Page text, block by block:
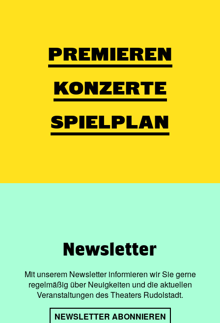
PREMIEREN
KONZERTE
SPIELPLAN
Newsletter
Mit unserem Newsletter informieren wir Sie gerne
regelmäßig über Neuigkeiten und die aktuellen
Veranstaltungen des Theaters Rudolstadt.
NEWSLETTER ABONNIEREN